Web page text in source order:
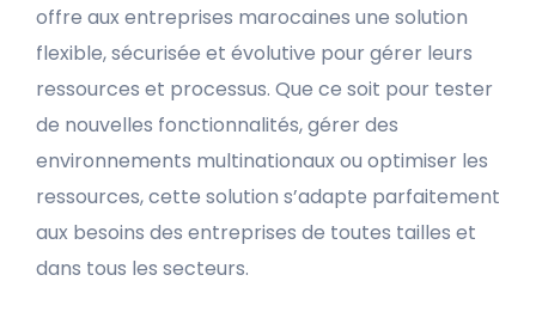
offre aux entreprises marocaines une solution
flexible, sécurisée et évolutive pour gérer leurs
ressources et processus. Que ce soit pour tester
de nouvelles fonctionnalités, gérer des
environnements multinationaux ou optimiser les
ressources, cette solution s’adapte parfaitement
aux besoins des entreprises de toutes tailles et
dans tous les secteurs.